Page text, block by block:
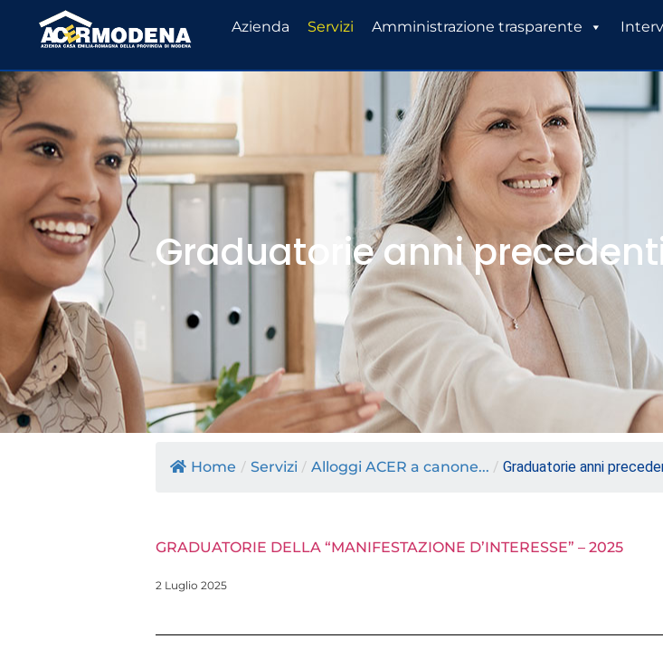
Azienda Servizi Amministrazione trasparente
Graduatorie anni
Home / Servizi / Alloggi ACER a canone... / Graduatorie anni
GRADUATORIE DELLA “MANIFESTAZIONE D’INTERESSE” – 2025
2 Luglio 2025